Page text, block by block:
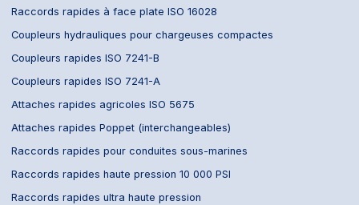
Raccords rapides à face plate ISO 16028
Coupleurs hydrauliques pour chargeuses compactes
Coupleurs rapides ISO 7241-B
Coupleurs rapides ISO 7241-A
Attaches rapides agricoles ISO 5675
Attaches rapides Poppet (interchangeables)
Raccords rapides pour conduites sous-marines
Raccords rapides haute pression 10 000 PSI
Raccords rapides ultra haute pression